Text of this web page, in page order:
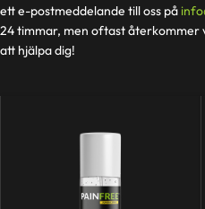
ett e-postmeddelande till oss på
24 timmar, men oftast återkommer
att hjälpa dig!